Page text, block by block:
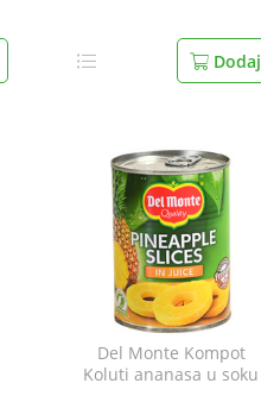
Dodaj
Del Monte Kompot
Koluti ananasa u soku